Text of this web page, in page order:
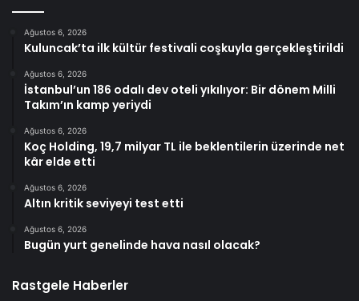
Ağustos 6, 2026
Kuluncak’ta ilk kültür festivali coşkuyla gerçekleştirildi
Ağustos 6, 2026
İstanbul’un 186 odalı dev oteli yıkılıyor: Bir dönem Milli
Takım’ın kamp yeriydi
Ağustos 6, 2026
Koç Holding, 19,7 milyar TL ile beklentilerin üzerinde net
kâr elde etti
Ağustos 6, 2026
Altın kritik seviyeyi test etti
Ağustos 6, 2026
Bugün yurt genelinde hava nasıl olacak?
Rastgele Haberler